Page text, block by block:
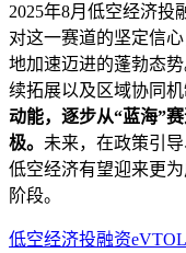
2025年8月低空经济投
对这一赛道的坚定信
地加速迈进的蓬勃态
续拓展以及区域协同机
动能，逐步从“蓝海”
极。 未来，在政策引
低空经济有望迎来更
阶段。
低空经济投融资eVTOL